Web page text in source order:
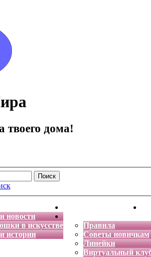
дома!
новости
в искусстве
истории
Энциклопедия кошек
Правила
Советы новичкам
Линейки
Виртуальный